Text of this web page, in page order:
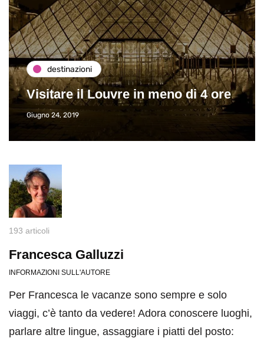
destinazioni
Visitare il Louvre in meno di 4 ore
Giugno 24, 2019
193 articoli
Francesca Galluzzi
INFORMAZIONI SULL'AUTORE
Per Francesca le vacanze sono sempre e solo
viaggi, c’è tanto da vedere! Adora conoscere luoghi,
parlare altre lingue, assaggiare i piatti del posto: